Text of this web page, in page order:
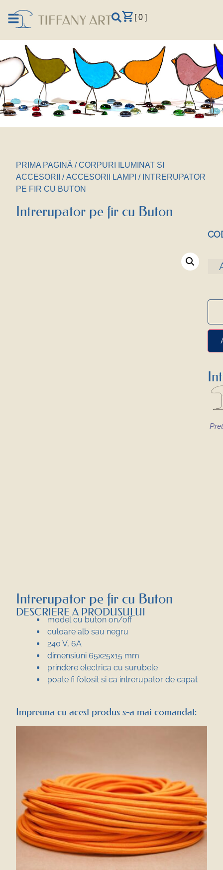
[ 0 ]
PRIMA PAGINĂ /CORPURI ILUMINAT SI
ACCESORII
/ACCESORII LAMPI / INTRERUPATOR
PE FIR CU BUTON
Intrerupator pe fir cu Buton
Intrerupator pe fir cu Buton
DESCRIERE A PRODUSULUI
model cu buton on/off
culoare alb sau negru
240 V, 6A
dimensiuni 65x25x15 mm
prindere electrica cu surubele
poate fi folosit si ca intrerupator de capat
Impreuna cu acest produs s-a mai comandat: